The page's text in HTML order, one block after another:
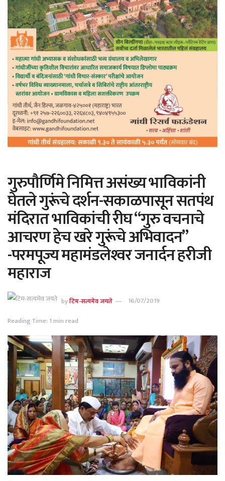
गुरुपौर्णिमे निमित्त असंख्य भाविकांनी
घेतले गुरूंचे दर्शन-सकाळपासून सतपंथ
मंदिरात भाविकांची रीघ “गुरु वचनाचे
आचरण हेच खरे गुरूंचे अभिवादन”
-परमपूज्य महामंडलेश्‍वर जनार्दन हरीजी
महाराज
byटिम-सत्यमेव जयते
16/07/2019
Reading Time: 1 min read